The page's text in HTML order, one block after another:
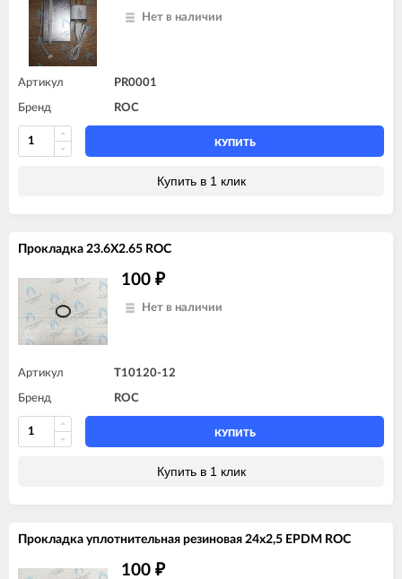
Нет в наличии
Артикул PR0001
Бренд ROC
КУПИТЬ
Купить в 1 клик
Прокладка 23.6X2.65 ROC
100 ₽
Нет в наличии
Артикул T10120-12
Бренд ROC
КУПИТЬ
Купить в 1 клик
Прокладка уплотнительная резиновая 24x2,5 EPDM ROC
100 ₽